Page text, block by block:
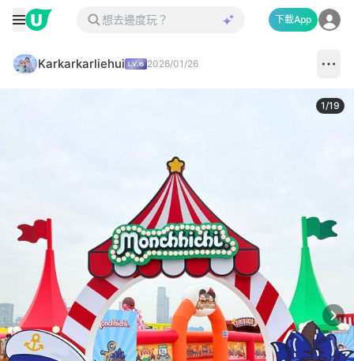
下載App
Karkarkarliehui 2026/01/26
1/19